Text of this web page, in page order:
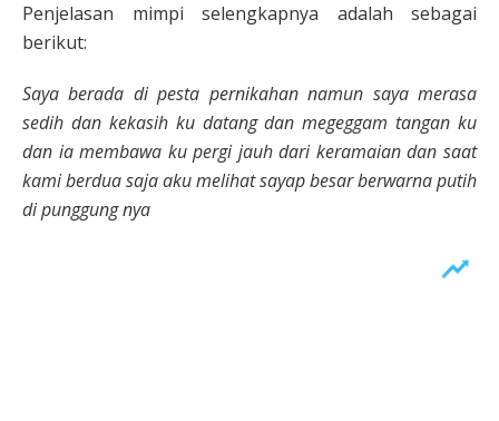
Penjelasan mimpi selengkapnya adalah sebagai
berikut:
Saya berada di pesta pernikahan namun saya merasa
sedih dan kekasih ku datang dan megeggam tangan ku
dan ia membawa ku pergi jauh dari keramaian dan saat
kami berdua saja aku melihat sayap besar berwarna putih
di punggung nya